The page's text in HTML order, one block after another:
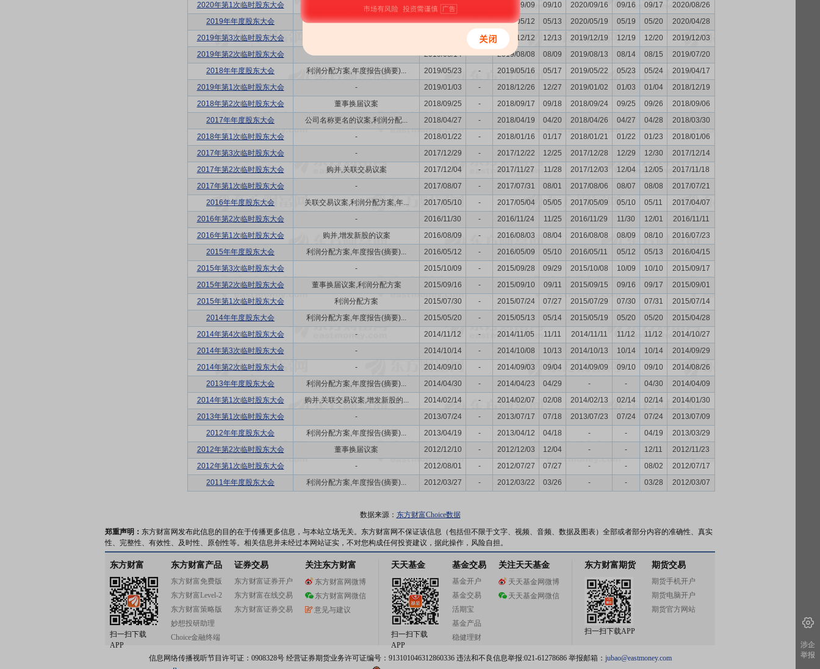
2020年第1次临时股东大会
2020/09/16 2020/09/09 09/10 2020/09/16 09/16 09/17
2020/08/26
2019年年度股东大会
利润分配方案,年度报告(摘要)... 2020/05/19 - 2020/05/12 05/13 2020/05/19 05/19 05/20
2020/04/28
2019年第3次临时股东大会
- 2019/12/12 12/13 2019/12/19 12/19 12/20
2019/12/03
2019年第2次临时股东大会
- 2019/08/14 - 2019/08/08 08/09 2019/08/13 08/14 08/15
2019/07/20
2018年年度股东大会
利润分配方案,年度报告(摘要)... 2019/05/23 - 2019/05/16 05/17 2019/05/22 05/23 05/24
2019/04/17
2019年第1次临时股东大会
- 2019/01/03 - 2018/12/26 12/27 2019/01/02 01/03 01/04
2018/12/19
2018年第2次临时股东大会
董事换届议案 2018/09/25 - 2018/09/17 09/18 2018/09/24 09/25 09/26
2018/09/06
2017年年度股东大会
公司名称更名的议案,利润分配... 2018/04/27 - 2018/04/19 04/20 2018/04/26 04/27 04/28
2018/03/30
2018年第1次临时股东大会
- 2018/01/22 - 2018/01/16 01/17 2018/01/21 01/22 01/23
2018/01/06
2017年第3次临时股东大会
- 2017/12/29 - 2017/12/22 12/25 2017/12/28 12/29 12/30
2017/12/14
2017年第2次临时股东大会
购并,关联交易议案 2017/12/04 - 2017/11/27 11/28 2017/12/03 12/04 12/05
2017/11/18
2017年第1次临时股东大会
- 2017/08/07 - 2017/07/31 08/01 2017/08/06 08/07 08/08
2017/07/21
2016年年度股东大会
关联交易议案,利润分配方案,年... 2017/05/10 - 2017/05/04 05/05 2017/05/09 05/10 05/11
2017/04/07
2016年第2次临时股东大会
- 2016/11/30 - 2016/11/24 11/25 2016/11/29 11/30 12/01
2016/11/11
2016年第1次临时股东大会
购并,增发新股的议案 2016/08/09 - 2016/08/03 08/04 2016/08/08 08/09 08/10
2016/07/23
2015年年度股东大会
利润分配方案,年度报告(摘要)... 2016/05/12 - 2016/05/09 05/10 2016/05/11 05/12 05/13
2016/04/15
2015年第3次临时股东大会
- 2015/10/09 - 2015/09/28 09/29 2015/10/08 10/09 10/10
2015/09/17
2015年第2次临时股东大会
董事换届议案,利润分配方案 2015/09/16 - 2015/09/10 09/11 2015/09/15 09/16 09/17
2015/09/01
2015年第1次临时股东大会
利润分配方案 2015/07/30 - 2015/07/24 07/27 2015/07/29 07/30 07/31
2015/07/14
2014年年度股东大会
利润分配方案,年度报告(摘要)... 2015/05/20 - 2015/05/13 05/14 2015/05/19 05/20 05/20
2015/04/28
2014年第4次临时股东大会
- 2014/11/12 - 2014/11/05 11/11 2014/11/11 11/12 11/12
2014/10/27
2014年第3次临时股东大会
- 2014/10/14 - 2014/10/08 10/13 2014/10/13 10/14 10/14
2014/09/29
2014年第2次临时股东大会
- 2014/09/10 - 2014/09/03 09/04 2014/09/09 09/10 09/10
2014/08/26
2013年年度股东大会
利润分配方案,年度报告(摘要)... 2014/04/30 - 2014/04/23 04/29 - - 04/30
2014/04/09
2014年第1次临时股东大会
购并,关联交易议案,增发新股的... 2014/02/14 - 2014/02/07 02/08 2014/02/13 02/14 02/14
2014/01/30
2013年第1次临时股东大会
- 2013/07/24 - 2013/07/17 07/18 2013/07/23 07/24 07/24
2013/07/09
2012年年度股东大会
利润分配方案,年度报告(摘要)... 2013/04/19 - 2013/04/12 04/18 - - 04/19
2013/03/29
2012年第2次临时股东大会
董事换届议案 2012/12/10 - 2012/12/03 12/04 - - 12/11
2012/11/23
2012年第1次临时股东大会
- 2012/08/01 - 2012/07/27 07/27 - - 08/02
2012/07/17
2011年年度股东大会
利润分配方案,年度报告(摘要)... 2012/03/27 - 2012/03/22 03/26 - - 03/28 2012/03/07
数据来源： 东方财富Choice数据
郑重声明： 东方财富网发布此信息的目的在于传播更多信息，与本站立场无关。东方财富网不保证该信息（包括但不限于文字、视频、音频、数据及图表）全部或者部分内容的准确性、真实
性、完整性、有效性、及时性、原创性等。相关信息并未经过本网站证实，不对您构成任何投资建议，据此操作，风险自担。
东方财富
扫一扫下载
APP
东方财富产品
东方财富免费版
东方财富Level-2
东方财富策略版
妙想投研助理
Choice金融终端
证券交易
东方财富证券开户
东方财富在线交易
东方财富证券交易
关注东方财富
东方财富网微博
东方财富网微信
意见与建议
天天基金
扫一扫下载
APP
基金交易
基金开户
基金交易
活期宝
基金产品
稳健理财
关注天天基金
天天基金网微博
天天基金网微信
东方财富期货
扫一扫下载APP
期货交易
期货手机开户
期货电脑开户
期货官方网站
信息网络传播视听节目许可证：0908328号 经营证券期货业务许可证编号：913101046312860336 违法和不良信息举报:021-61278686 举报邮箱： jubao@eastmoney.com
涉企
举报